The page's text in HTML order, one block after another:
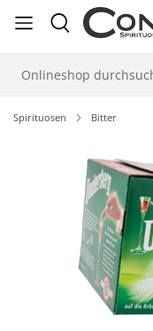
springen
Spirituosen Bitter